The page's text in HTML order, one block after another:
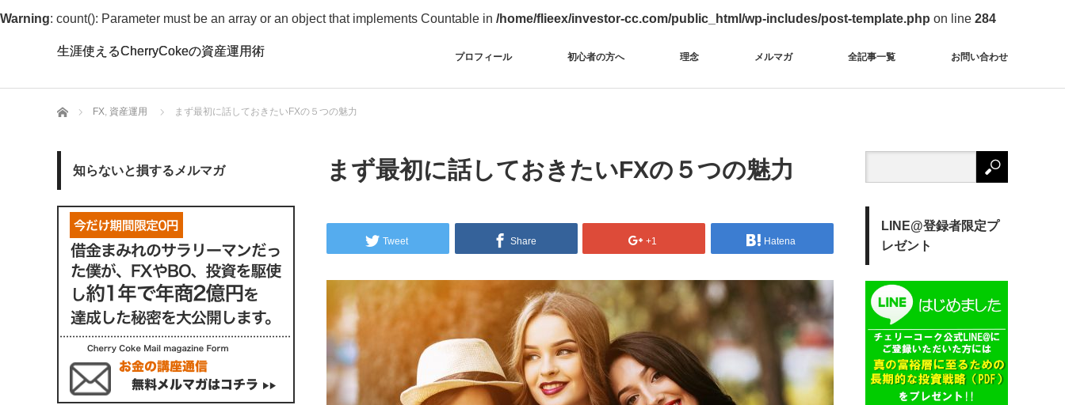
Warning: count(): Parameter must be an array or an object that implements Countable in /home/flieex/investor-cc.com/public_html/wp-includes/post-template.php on line 284
生涯使えるCherryCokeの資産運用術
生涯使えるCherryCokeの資産運用術 プロフィール 初心者の方へ 理念 メルマガ 全記事一覧 お問い合わせ
ホーム FX, 資産運用 まず最初に話しておきたいFXの５つの魅力
まず最初に話しておきたいFXの５つの魅力
Tweet Share +1 Hatena
知らないと損するメルマガ
LINE@登録者限定プ
レゼント